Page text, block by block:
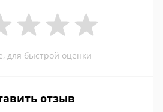
для быстрой оценки
отзыв